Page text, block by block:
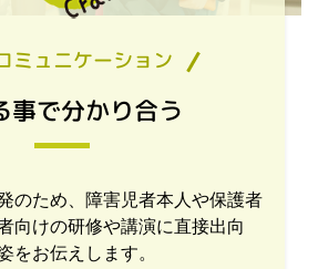
ミュニケーション
事で分かり合う
のため、障害児者本人や保護者
向けの研修や講演に直接出向
をお伝えします。